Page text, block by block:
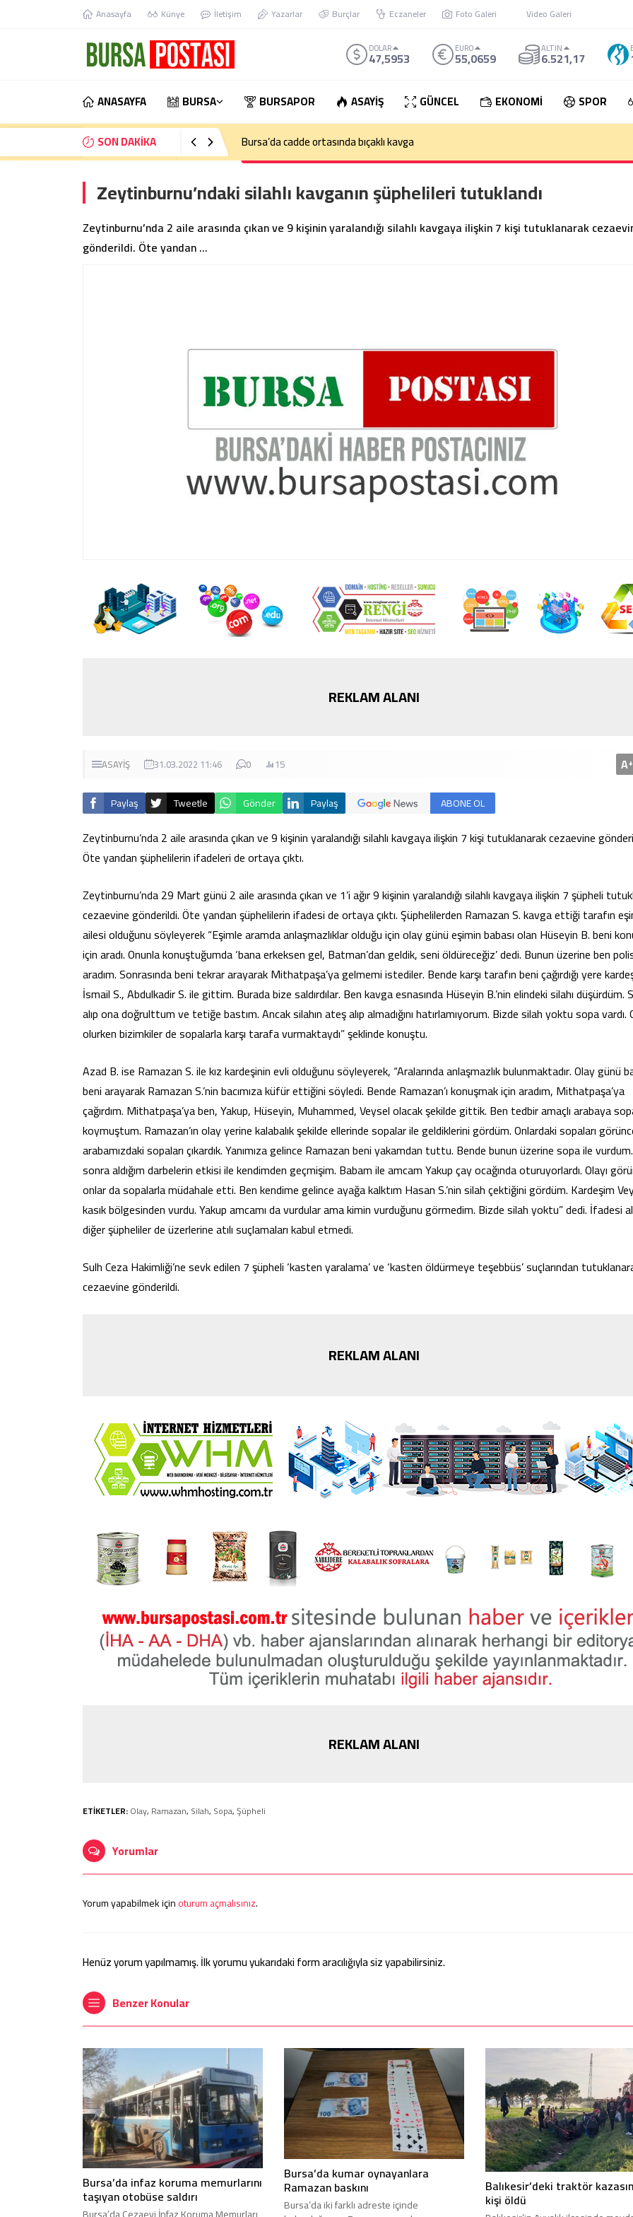
Anasayfa Künye İletişim Yazarlar Burçlar Eczaneler Foto Galeri Video Galeri
DOLAR
47,5953 EURO
55,0659 ALTIN
6.521,17
ANASAYFA BURSA BURSAPOR ASAYİŞ GÜNCEL EKONOMİ SPOR
SON DAKİKA
Bursa’da cadde ortasında bıçaklı kavga
Zeytinburnu’ndaki silahlı kavganın şüphelileri tutuklandı
Zeytinburnu’nda 2 aile arasında çıkan ve 9 kişinin yaralandığı silahlı kavgaya ilişkin 7 kişi tutuklanarak
gönderildi. Öte yandan …
REKLAM ALANI
ASAYİŞ 31.03.2022 11:46 0 15 A+
Paylaş Tweetle Gönder Paylaş ABONE OL
Zeytinburnu’nda 2 aile arasında çıkan ve 9 kişinin yaralandığı silahlı kavgaya ilişkin 7 kişi tutuklanarak cezaevine
Öte yandan şüphelilerin ifadeleri de ortaya çıktı.
Zeytinburnu’nda 29 Mart günü 2 aile arasında çıkan ve 1’i ağır 9 kişinin yaralandığı silahlı kavgaya ilişkin 7 şüpheli
cezaevine gönderildi. Öte yandan şüphelilerin ifadesi de ortaya çıktı. Şüphelilerden Ramazan S. kavga ettiği tarafın
ailesi olduğunu söyleyerek “Eşimle aramda anlaşmazlıklar olduğu için olay günü eşimin babası olan Hüseyin B. beni
için aradı. Onunla konuştuğumda ‘bana erkeksen gel, Batman’dan geldik, seni öldüreceğiz’ dedi. Bunun üzerine ben
aradım. Sonrasında beni tekrar arayarak Mithatpaşa’ya gelmemi istediler. Bende karşı tarafın beni çağırdığı yere
İsmail S., Abdulkadir S. ile gittim. Burada bize saldırdılar. Ben kavga esnasında Hüseyin B.’nin elindeki silahı düşürdüm.
alıp ona doğrulttum ve tetiğe bastım. Ancak silahın ateş alıp almadığını hatırlamıyorum. Bizde silah yoktu sopa vardı.
olurken bizimkiler de sopalarla karşı tarafa vurmaktaydı” şeklinde konuştu.
Azad B. ise Ramazan S. ile kız kardeşinin evli olduğunu söyleyerek, “Aralarında anlaşmazlık bulunmaktadır. Olay günü
beni arayarak Ramazan S.’nin bacımıza küfür ettiğini söyledi. Bende Ramazan’ı konuşmak için aradım, Mithatpaşa’ya
çağırdım. Mithatpaşa’ya ben, Yakup, Hüseyin, Muhammed, Veysel olacak şekilde gittik. Ben tedbir amaçlı arabaya
koymuştum. Ramazan’ın olay yerine kalabalık şekilde ellerinde sopalar ile geldiklerini gördüm. Onlardaki sopaları
arabamızdaki sopaları çıkardık. Yanımıza gelince Ramazan beni yakamdan tuttu. Bende bunun üzerine sopa ile
sonra aldığım darbelerin etkisi ile kendimden geçmişim. Babam ile amcam Yakup çay ocağında oturuyorlardı. Olayı
onlar da sopalarla müdahale etti. Ben kendime gelince ayağa kalktım Hasan S.’nin silah çektiğini gördüm. Kardeşim
kasık bölgesinden vurdu. Yakup amcamı da vurdular ama kimin vurduğunu görmedim. Bizde silah yoktu” dedi. İfadesi
diğer şüpheliler de üzerlerine atılı suçlamaları kabul etmedi.
Sulh Ceza Hakimliği’ne sevk edilen 7 şüpheli ‘kasten yaralama’ ve ‘kasten öldürmeye teşebbüs’ suçlarından
cezaevine gönderildi.
REKLAM ALANI
REKLAM ALANI
ETİKETLER:Olay, Ramazan, Silah, Sopa,Şüpheli
Yorumlar
Yorum yapabilmek içinoturum açmalısınız.
Henüz yorum yapılmamış. İlk yorumu yukarıdaki form aracılığıyla siz yapabilirsiniz.
Benzer Konular
Bursa’da infaz koruma memurlarını
taşıyan otobüse saldırı
Bursa’da kumar oynayanlara
Ramazan baskını
Bursa’da iki farklı adreste içinde
Balıkesir’deki traktör
kişi öldü